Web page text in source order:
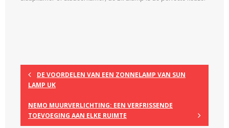
DE VOORDELEN VAN EEN ZONNELAMP VAN SUN
LAMP UK
NEMO MUURVERLICHTING: EEN VERFRISSENDE
TOEVOEGING AAN ELKE RUIMTE